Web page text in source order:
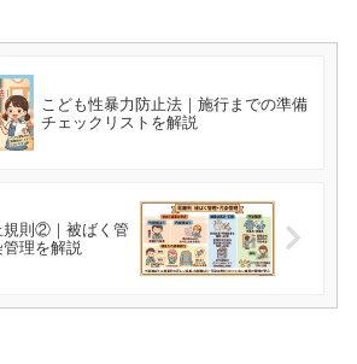
こども性暴力防止法｜施行までの準備
チェックリストを解説
規則②｜被ばく管
理を解説